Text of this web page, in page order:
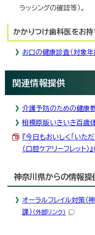
ラッシングの確認等）。
かかりつけ歯科医をお
お口の健康診査（対象
関連情報提供
介護予防のための健康教
相模原版いきいき百歳
『今日もおいしく「いた
（口腔ケアリーフレット
神奈川県からの情報提
オーラルフレイル対策
課） （外部リンク）